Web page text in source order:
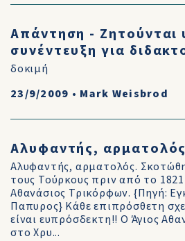
Απάντηση - Ζητούνται
συνέντευξη για
δοκιμή
23/9/2009 • Mark Weisbrod
Αλυφαντής, αρματολός
Αλυφαντής, αρματολός.
τους Τούρκους πριν από το
Αθανάσιος Τρικόρφων. {Πηγή:
Παπυρος} Κάθε επιπρόσθετη
είναι ευπρόσδεκτη!! Ο Άγιος
στο Χρυ...